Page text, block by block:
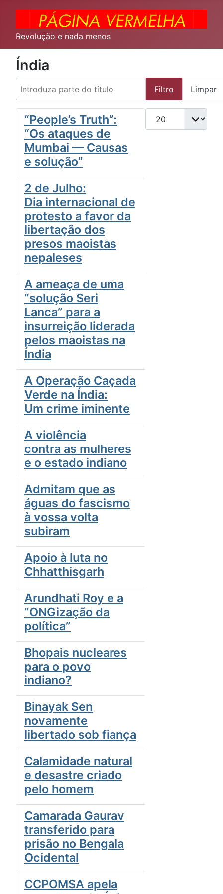
Revolução e nada menos
Índia
Introduza parte do título
Filtro Limpar
Qtd. a exibir
“People’s Truth”:
“Os ataques de
Mumbai — Causas
e solução”
2 de Julho:
Dia internacional de
protesto a favor da
libertação dos
presos maoistas
nepaleses
A ameaça de uma
“solução Seri
Lanca” para a
insurreição liderada
pelos maoistas na
Índia
A Operação Caçada
Verde na Índia:
Um crime iminente
A violência
contra as mulheres
e o estado indiano
Admitam que as
águas do fascismo
à vossa volta
subiram
Apoio à luta no
Chhatthisgarh
Arundhati Roy e a
“ONGização da
política”
Bhopais nucleares
para o povo
indiano?
Binayak Sen
novamente
libertado sob fiança
Calamidade natural
e desastre criado
pelo homem
Camarada Gaurav
transferido para
prisão no Bengala
Ocidental
CCPOMSA apela